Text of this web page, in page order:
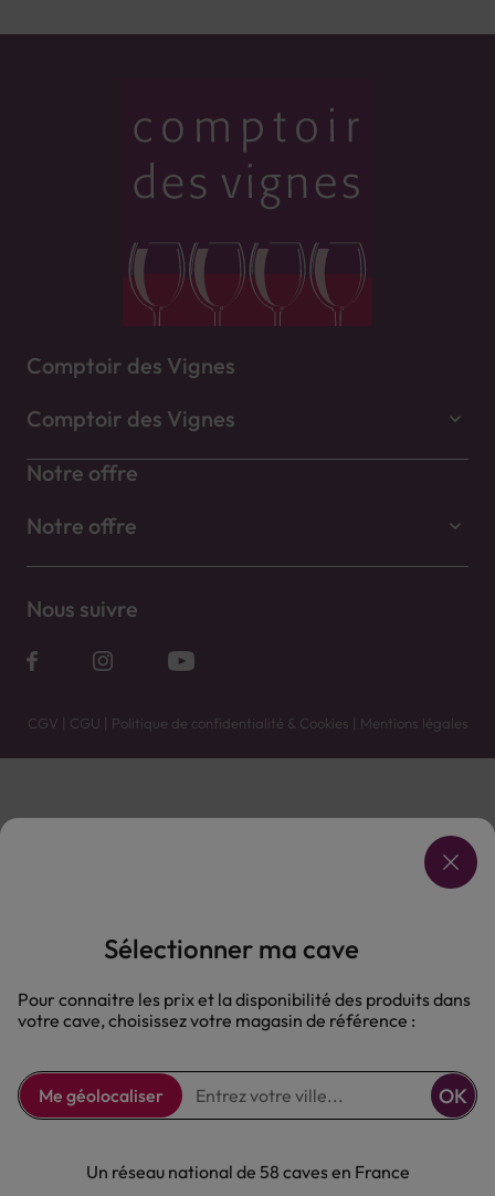
Comptoir des Vignes
Comptoir des Vignes
Notre offre
Notre offre
Nous suivre
CGV | CGU | Politique de confidentialité & Cookies | Mentions légales
Vente uniquement en caves. Contactez votre caviste pour plus de renseignements.
L'ABUS D'ALCOOL EST DANGEREUX POUR LA SANTÉ, À CONSOMMER AVEC MODÉRATION.
Sélectionner ma cave
Pour connaitre les prix et la disponibilité des produits dans
votre cave, choisissez votre magasin de référence :
Me géolocaliser OK
Un réseau national de 58 caves en France